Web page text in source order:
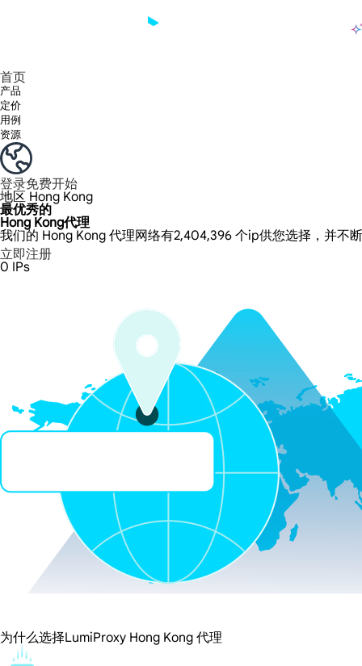
首页
产品
定价
用例
资源
登录免费开始
地区 Hong Kong
最优秀的
Hong Kong代理
我们的 Hong Kong 代理网络有2,404,396 个ip供您选择，并不
立即注册
0 IPs
为什么选择LumiProxy Hong Kong 代理